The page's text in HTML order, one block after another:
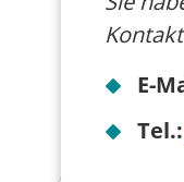
E-
Tel.: